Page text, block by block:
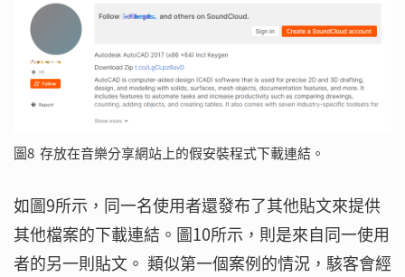
圖8 存放在音樂分享網站上的假安裝程式下載連結。
如圖9所示，同一名使用者還發布了其他貼文來提供
其他檔案的下載連結。圖10所示，則是來自同一使用
者的另一則貼文。 類似第一個案例的情況，駭客會經